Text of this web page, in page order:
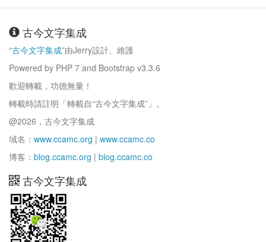
古今文字集成
“古今文字集成”由Jerry設計、維護
Powered by PHP 7 and Bootstrap v3.3.6
歡迎轉載，功德無量！
轉載時請註明「轉載自“古今文字集成”」。
@2026，古今文字集成
域名： www.ccamc.org | www.ccamc.co
博客： blog.ccamc.org | blog.ccamc.co
古今文字集成